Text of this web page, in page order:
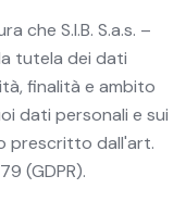
che S.I.B. S.a.s. –
tutela dei dati
finalità e ambito
dati personali e sui
prescritto dall'art.
(GDPR).